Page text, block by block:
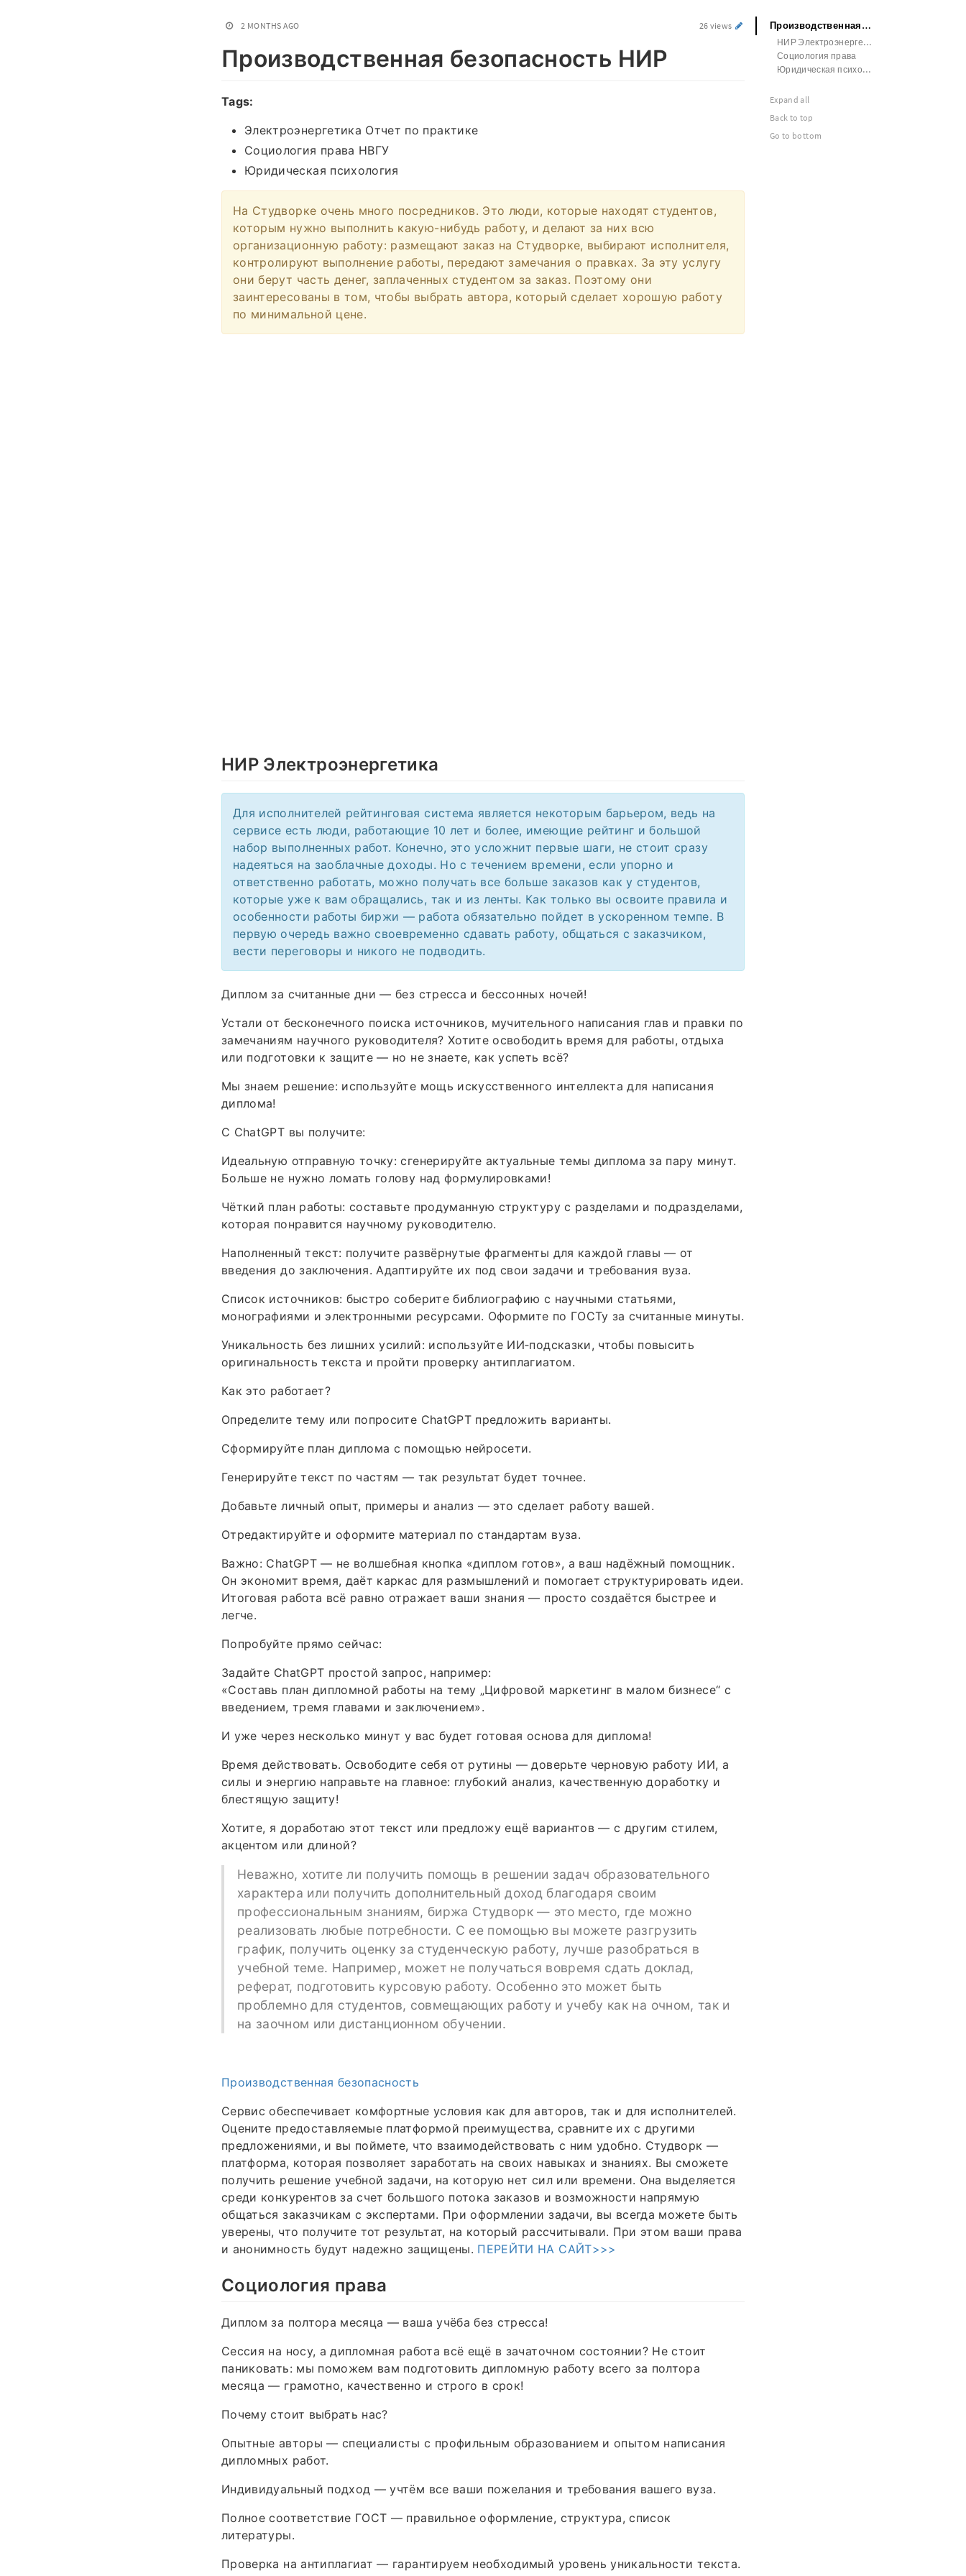
2 MONTHS AGO 26 views
Производственная безопасность НИР
Tags:
Электроэнергетика Отчет по практике
Социология права НВГУ
Юридическая психология
На Студворке очень много посредников. Это люди, которые находят студентов,
которым нужно выполнить какую-нибудь работу, и делают за них всю
организационную работу: размещают заказ на Студворке, выбирают исполнителя,
контролируют выполнение работы, передают замечания о правках. За эту услугу
они берут часть денег, заплаченных студентом за заказ. Поэтому они
заинтересованы в том, чтобы выбрать автора, который сделает хорошую работу
по минимальной цене.
НИР Электроэнергетика
Для исполнителей рейтинговая система является некоторым барьером, ведь на
сервисе есть люди, работающие 10 лет и более, имеющие рейтинг и большой
набор выполненных работ. Конечно, это усложнит первые шаги, не стоит сразу
надеяться на заоблачные доходы. Но с течением времени, если упорно и
ответственно работать, можно получать все больше заказов как у студентов,
которые уже к вам обращались, так и из ленты. Как только вы освоите правила и
особенности работы биржи — работа обязательно пойдет в ускоренном темпе. В
первую очередь важно своевременно сдавать работу, общаться с заказчиком,
вести переговоры и никого не подводить.
Диплом за считанные дни — без стресса и бессонных ночей!
Устали от бесконечного поиска источников, мучительного написания глав и правки по
замечаниям научного руководителя? Хотите освободить время для работы, отдыха
или подготовки к защите — но не знаете, как успеть всё?
Мы знаем решение: используйте мощь искусственного интеллекта для написания
диплома!
С ChatGPT вы получите:
Идеальную отправную точку: сгенерируйте актуальные темы диплома за пару минут.
Больше не нужно ломать голову над формулировками!
Чёткий план работы: составьте продуманную структуру с разделами и подразделами,
которая понравится научному руководителю.
Наполненный текст: получите развёрнутые фрагменты для каждой главы — от
введения до заключения. Адаптируйте их под свои задачи и требования вуза.
Список источников: быстро соберите библиографию с научными статьями,
монографиями и электронными ресурсами. Оформите по ГОСТу за считанные минуты.
Уникальность без лишних усилий: используйте ИИ‑подсказки, чтобы повысить
оригинальность текста и пройти проверку антиплагиатом.
Как это работает?
Определите тему или попросите ChatGPT предложить варианты.
Сформируйте план диплома с помощью нейросети.
Генерируйте текст по частям — так результат будет точнее.
Добавьте личный опыт, примеры и анализ — это сделает работу вашей.
Отредактируйте и оформите материал по стандартам вуза.
Важно: ChatGPT — не волшебная кнопка «диплом готов», а ваш надёжный помощник.
Он экономит время, даёт каркас для размышлений и помогает структурировать идеи.
Итоговая работа всё равно отражает ваши знания — просто создаётся быстрее и
легче.
Попробуйте прямо сейчас:
Задайте ChatGPT простой запрос, например:
«Составь план дипломной работы на тему „Цифровой маркетинг в малом бизнесе“ с
введением, тремя главами и заключением».
И уже через несколько минут у вас будет готовая основа для диплома!
Время действовать. Освободите себя от рутины — доверьте черновую работу ИИ, а
силы и энергию направьте на главное: глубокий анализ, качественную доработку и
блестящую защиту!
Хотите, я доработаю этот текст или предложу ещё вариантов — с другим стилем,
акцентом или длиной?
Неважно, хотите ли получить помощь в решении задач образовательного
характера или получить дополнительный доход благодаря своим
профессиональным знаниям, биржа Студворк — это место, где можно
реализовать любые потребности. С ее помощью вы можете разгрузить
график, получить оценку за студенческую работу, лучше разобраться в
учебной теме. Например, может не получаться вовремя сдать доклад,
реферат, подготовить курсовую работу. Особенно это может быть
проблемно для студентов, совмещающих работу и учебу как на очном, так и
на заочном или дистанционном обучении.
Производственная безопасность
Сервис обеспечивает комфортные условия как для авторов, так и для исполнителей.
Оцените предоставляемые платформой преимущества, сравните их с другими
предложениями, и вы поймете, что взаимодействовать с ним удобно. Студворк —
платформа, которая позволяет заработать на своих навыках и знаниях. Вы сможете
получить решение учебной задачи, на которую нет сил или времени. Она выделяется
среди конкурентов за счет большого потока заказов и возможности напрямую
общаться заказчикам с экспертами. При оформлении задачи, вы всегда можете быть
уверены, что получите тот результат, на который рассчитывали. При этом ваши права
и анонимность будут надежно защищены. ПЕРЕЙТИ НА САЙТ>>>
Социология права
Диплом за полтора месяца — ваша учёба без стресса!
Сессия на носу, а дипломная работа всё ещё в зачаточном состоянии? Не стоит
паниковать: мы поможем вам подготовить дипломную работу всего за полтора
месяца — грамотно, качественно и строго в срок!
Почему стоит выбрать нас?
Опытные авторы — специалисты с профильным образованием и опытом написания
дипломных работ.
Индивидуальный подход — учтём все ваши пожелания и требования вашего вуза.
Полное соответствие ГОСТ — правильное оформление, структура, список
литературы.
Проверка на антиплагиат — гарантируем необходимый уровень уникальности текста.
Производственная безопасность НИР
НИР Электроэнергетика
Социология права
Юридическая психология Отчет по практике
Expand all
Back to top
Go to bottom